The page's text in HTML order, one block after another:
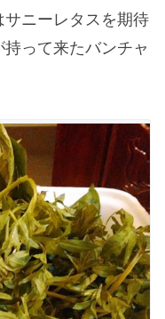
サニーレタスを期待
って来たバンチャ